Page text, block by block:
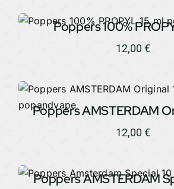
Poppers 100%
12,00 €
Poppers AMSTERDAM
12,00 €
Poppers AMSTERDAM